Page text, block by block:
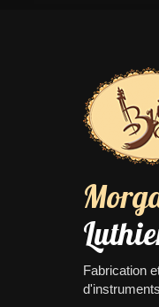
Fabrication